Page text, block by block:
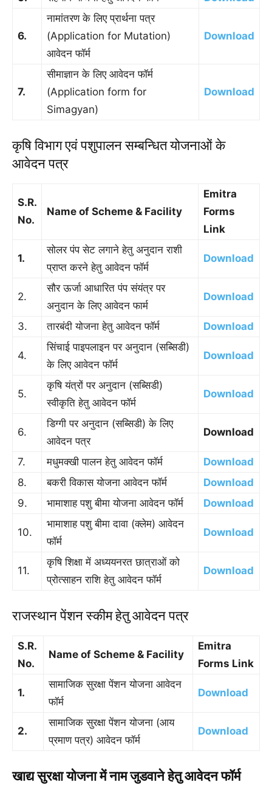
6.
नामांतरण के लिए प्रार्थना पत्र
(Application for Mutation)
आवेदन फॉर्म
Download
7.
सीमाज्ञान के लिए आवेदन फॉर्म
(Application form for
Simagyan)
Download
कृषि विभाग एवं पशुपालन सम्बन्धित योजनाओं के
आवेदन पत्र
S.R.
No.
Name of Scheme & Facility
Emitra
Forms
Link
1.
सोलर पंप सेट लगाने हेतु अनुदान राशी
प्राप्त करने हेतु आवेदन फॉर्म
Download
2.
सौर ऊर्जा आधारित पंप संयंत्र पर
अनुदान के लिए आवेदन फार्म
Download
3. तारबंदी योजना हेतु आवेदन फॉर्म Download
4.
सिंचाई पाइपलाइन पर अनुदान (सब्सिडी)
के लिए आवेदन फॉर्म
Download
5.
कृषि यंत्रों पर अनुदान (सब्सिडी)
स्वीकृति हेतु आवेदन फॉर्म
Download
6.
डिग्गी पर अनुदान (सब्सिडी) के लिए
आवेदन पत्र
Download
7. मधुमक्खी पालन हेतु आवेदन फॉर्म
Download
8.
बकरी विकास योजना आवेदन फॉर्म
Download
9.
भामाशाह पशु बीमा योजना आवेदन फॉर्म Download
10.
भामाशाह पशु बीमा दावा (क्लेम) आवेदन
फॉर्म
Download
11.
कृषि शिक्षा में अध्ययनरत छात्राओं को
प्रोत्साहन राशि हेतु आवेदन फॉर्म
Download
राजस्थान पेंशन स्कीम हेतु आवेदन पत्र
S.R.
No.
Name of Scheme & Facility
Emitra
Forms Link
1.
सामाजिक सुरक्षा पेंशन योजना आवेदन
फॉर्म
Download
2.
सामाजिक सुरक्षा पेंशन योजना (आय
प्रमाण पत्र) आवेदन फॉर्म
Download
खाद्य सुरक्षा योजना में नाम जुडवाने हेतु आवेदन फॉर्म